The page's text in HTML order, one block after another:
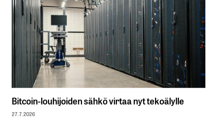
Bitcoin-louhijoiden sähkö virtaa nyt tekoälylle
27.7.2026